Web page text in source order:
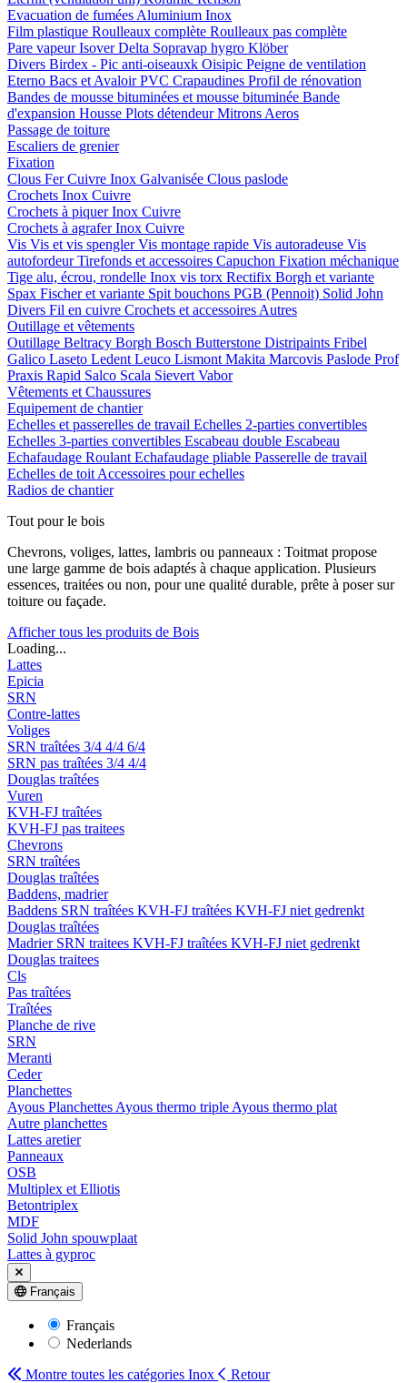
Evacuation de fumées Aluminium Inox
Film plastique Roulleaux complète Roulleaux pas complète
Pare vapeurIsoverDelta Sopravap hygro Klöber
Divers Birdex - Pic anti-oiseauxk Oisipic Peigne de ventilation
Eterno Bacs et Avaloir PVC Crapaudines Profil de rénovation
Bandes de mousse bituminées et mousse bituminée Bande
d'expansion Housse Plots détendeurMitrons Aeros
Passage de toiture
Escaliers de grenier
Fixation
Clous FerCuivre Inox Galvanisée Clous paslode
Crochets Inox Cuivre
Crochets à piquerInox Cuivre
Crochets à agraferInox Cuivre
Vis Vis et vis spenglerVis montage rapide Vis autoradeuse Vis
autofordeurTirefonds et accessoires Capuchon Fixation méchanique
Tige alu, écrou, rondelle Inox vis torx Rectifix Borgh et variante
Spax Fischer et variante Spit bouchons PGB (Pennoit) Solid John
Divers Fil en cuivre Crochets et accessoires Autres
Outillage et vêtements
Outillage Beltracy Borgh Bosch Butterstone Distripaints Fribel
Galico Laseto Ledent Leuco Lismont Makita Marcovis Paslode Prof
Praxis Rapid Salco Scala Sievert Vabor
Vêtements et Chaussures
Equipement de chantier
Echelles et passerelles de travail Echelles 2-parties convertibles
Echelles 3-parties convertibles Escabeau double Escabeau
Echafaudage Roulant Echafaudage pliable Passerelle de travail
Echelles de toit Accessoires pour echelles
Radios de chantier
Tout pour le bois
Chevrons, voliges, lattes, lambris ou panneaux : Toitmat propose
une large gamme de bois adaptés à chaque application. Plusieurs
essences, traitées ou non, pour une qualité durable, prête à poser sur
toiture ou façade.
Afficher tous les produits de Bois
Loading...
Lattes
Epicia
SRN
Contre-lattes
Voliges
SRN traîtées 3/4 4/4 6/4
SRN pas traîtées 3/4 4/4
Douglas traîtées
Vuren
KVH-FJ traîtées
KVH-FJ pas traitees
Chevrons
SRN traîtées
Douglas traîtées
Baddens, madrier
Baddens SRN traîtées KVH-FJ traîtées KVH-FJ niet gedrenkt
Douglas traîtées
Madrier SRN traitees KVH-FJ traîtées KVH-FJ niet gedrenkt
Douglas traitees
Cls
Pas traîtées
Traîtées
Planche de rive
SRN
Meranti
Ceder
Planchettes
Ayous Planchettes Ayous thermo triple Ayous thermo plat
Autre planchettes
Lattes aretier
Panneaux
OSB
Multiplex et Elliotis
Betontriplex
MDF
Solid John spouwplaat
Lattes à gyproc
Français
Français
Nederlands
Montre toutes les catégories Inox
Retour